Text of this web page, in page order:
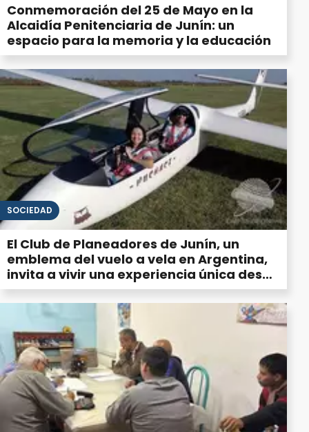
Conmemoración del 25 de Mayo en la
Alcaidía Penitenciaria de Junín: un
espacio para la memoria y la educación
SOCIEDAD
El Club de Planeadores de Junín, un
emblema del vuelo a vela en Argentina,
invita a vivir una experiencia única desde
el cielo